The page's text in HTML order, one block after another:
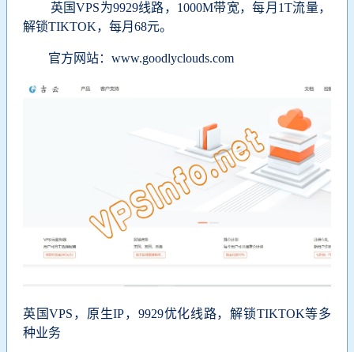
英国VPS为9929线路，1000M带宽，每月1T流量，
解锁TIKTOK，每月68元。
官方网站：www.goodlyclouds.com
英国VPS， 原生IP， 9929优化线路，解锁TIKTOK等多
种业务